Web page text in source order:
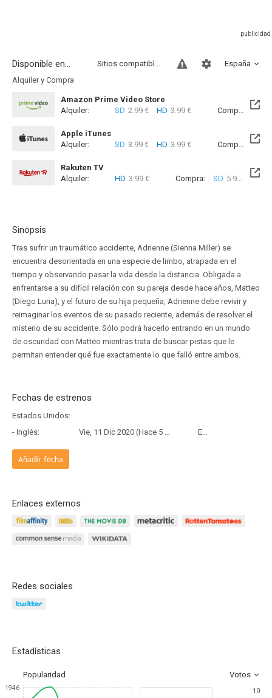
Disponible en... España
Sitios compatibles
Alquiler y Compra
Amazon Prime Video Store
Alquiler:
SD 2.99 € HD 3.99 € Compra: SD
Apple iTunes
Alquiler:
SD 3.99 € HD 3.99 € Compra: SD
Rakuten TV
Alquiler:
HD 3.99 € Compra: SD 5.99 € HD
Sinopsis
Tras sufrir un traumático accidente, Adrienne (Sienna Miller) se
encuentra desorientada en una especie de limbo, atrapada en el
tiempo y observando pasar la vida desde la distancia. Obligada a
enfrentarse a su difícil relación con su pareja desde hace años, Matteo
(Diego Luna), y el futuro de su hija pequeña, Adrienne debe revivir y
reimaginar los eventos de su pasado reciente, además de resolver el
misterio de su accidente. Sólo podrá hacerlo entrando en un mundo
de oscuridad con Matteo mientras trata de buscar pistas que le
permitan entender qué fue exactamente lo que falló entre ambos.
Fechas de estrenos
Estados Unidos:
- Inglés:
Vie, 11 Dic 2020 (Hace 5 años y 7 meses) Estreno
Añadir fecha
Enlaces externos
Redes sociales
Estadísticas
Popularidad Votos
1946
10